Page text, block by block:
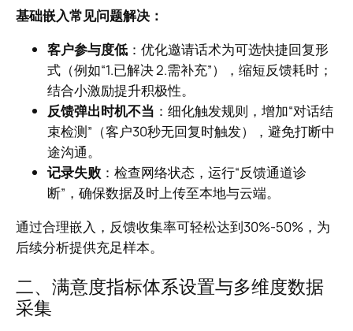
基础嵌入常见问题解决：
客户参与度低 ：优化邀请话术为可选快捷回复形
式（例如“1.已解决 2.需补充”），缩短反馈耗时；
结合小激励提升积极性。
反馈弹出时机不当 ：细化触发规则，增加“对话结
束检测”（客户30秒无回复时触发），避免打断中
途沟通。
记录失败 ：检查网络状态，运行“反馈通道诊
断”，确保数据及时上传至本地与云端。
通过合理嵌入，反馈收集率可轻松达到30%-50%，为
后续分析提供充足样本。
二、满意度指标体系设置与多维度数据
采集